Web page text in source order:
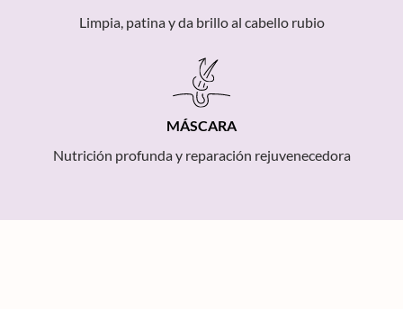
Limpia, patina y da brillo al cabello rubio
MÁSCARA
Nutrición profunda y reparación rejuvenecedora